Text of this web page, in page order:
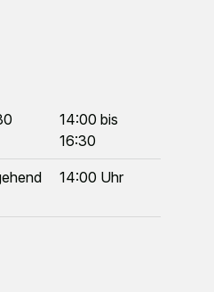
14:00 bis
16:30
14:00 Uhr